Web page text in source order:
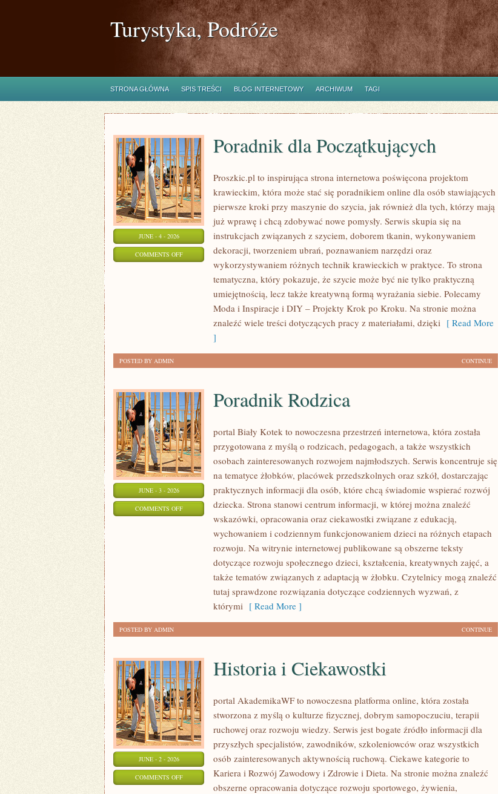
Turystyka, Podróże
STRONA GŁÓWNA SPIS TREŚCI BLOG INTERNETOWY ARCHIWUM TAGI
JUNE - 4 - 2026
COMMENTS OFFON
POCZĄTKUJĄCYCH
Poradnik dla Początkujących
Proszkic.pl to inspirująca strona internetowa poświęcona projektom
krawieckim, która może stać się poradnikiem online dla osób stawiających
pierwsze kroki przy maszynie do szycia, jak również dla tych, którzy mają
już wprawę i chcą zdobywać nowe pomysły. Serwis skupia się na
instrukcjach związanych z szyciem, doborem tkanin, wykonywaniem
dekoracji, tworzeniem ubrań, poznawaniem narzędzi oraz
wykorzystywaniem różnych technik krawieckich w praktyce. To strona
tematyczna, który pokazuje, że szycie może być nie tylko praktyczną
umiejętnością, lecz także kreatywną formą wyrażania siebie. Polecamy
Moda i Inspiracje i DIY – Projekty Krok po Kroku. Na stronie można
znaleźć wiele treści dotyczących pracy z materiałami, dzięki [ Read More
]
CONTINUE
POSTED BY ADMIN
JUNE - 3 - 2026
COMMENTS OFFON
Poradnik Rodzica
portal Biały Kotek to nowoczesna przestrzeń internetowa, która została
przygotowana z myślą o rodzicach, pedagogach, a także wszystkich
osobach zainteresowanych rozwojem najmłodszych. Serwis koncentruje się
na tematyce żłobków, placówek przedszkolnych oraz szkół, dostarczając
praktycznych informacji dla osób, które chcą świadomie wspierać rozwój
dziecka. Strona stanowi centrum informacji, w której można znaleźć
wskazówki, opracowania oraz ciekawostki związane z edukacją,
wychowaniem i codziennym funkcjonowaniem dzieci na różnych etapach
rozwoju. Na witrynie internetowej publikowane są obszerne teksty
dotyczące rozwoju społecznego dzieci, kształcenia, kreatywnych zajęć, a
także tematów związanych z adaptacją w żłobku. Czytelnicy mogą znaleźć
tutaj sprawdzone rozwiązania dotyczące codziennych wyzwań, z
którymi [ Read More ]
CONTINUE
POSTED BY ADMIN
JUNE - 2 - 2026
COMMENTS OFFON
Historia i Ciekawostki
portal AkademikaWF to nowoczesna platforma online, która została
stworzona z myślą o kulturze fizycznej, dobrym samopoczuciu, terapii
ruchowej oraz rozwoju wiedzy. Serwis jest bogate źródło informacji dla
przyszłych specjalistów, zawodników, szkoleniowców oraz wszystkich
osób zainteresowanych aktywnością ruchową. Ciekawe kategorie to
Kariera i Rozwój Zawodowy i Zdrowie i Dieta. Na stronie można znaleźć
obszerne opracowania dotyczące rozwoju sportowego, żywienia,